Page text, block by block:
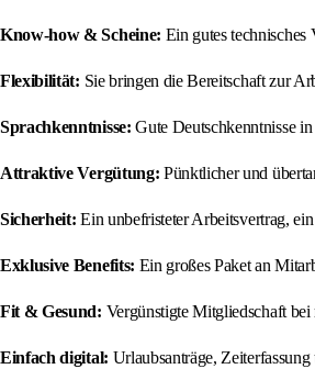
Know-how & Scheine: Ein gutes
Flexibilität: Sie bringen die Bereitschaft zur
Sprachkenntnisse: Gute Deutschkenntnisse
Attraktive Vergütung: Pünktlicher und
Sicherheit: Ein unbefristeter Arbeitsvertrag,
Exklusive Benefits: Ein großes Paket an
Fit & Gesund: Vergünstigte Mitgliedschaft
Einfach digital: Urlaubsanträge,